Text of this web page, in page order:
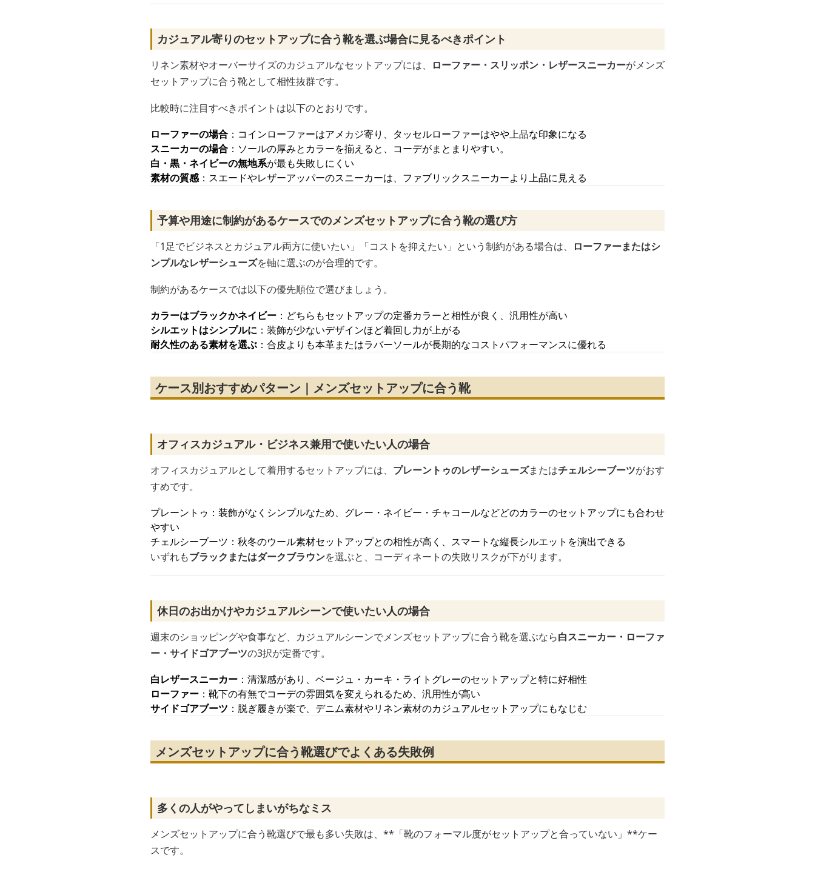
カジュアル寄りのセットアップに合う靴を選ぶ場合に見るべきポイント
リネン素材やオーバーサイズのカジュアルなセットアップには、 ローファー・スリッポン・レザースニーカーがメンズ
セットアップに合う靴として相性抜群です。
比較時に注目すべきポイントは以下のとおりです。
ローファーの場合 ：コインローファーはアメカジ寄り、タッセルローファーはやや上品な印象になる
スニーカーの場合 ：ソールの厚みとカラーを揃えると、コーデがまとまりやすい。
白・黒・ネイビーの無地系が最も失敗しにくい
素材の質感：スエードやレザーアッパーのスニーカーは、ファブリックスニーカーより上品に見える
予算や用途に制約があるケースでのメンズセットアップに合う靴の選び方
「1足でビジネスとカジュアル両方に使いたい」「コストを抑えたい」という制約がある場合は、
ローファーまたはシ
ンプルなレザーシューズを軸に選ぶのが合理的です。
制約があるケースでは以下の優先順位で選びましょう。
カラーはブラックかネイビー ：どちらもセットアップの定番カラーと相性が良く、汎用性が高い
シルエットはシンプルに ：装飾が少ないデザインほど着回し力が上がる
耐久性のある素材を選ぶ ：合皮よりも本革またはラバーソールが長期的なコストパフォーマンスに優れる
ケース別おすすめパターン｜メンズセットアップに合う靴
オフィスカジュアル・ビジネス兼用で使いたい人の場合
オフィスカジュアルとして着用するセットアップには、 プレーントゥのレザーシューズまたはチェルシーブーツがおす
すめです。
プレーントゥ：装飾がなくシンプルなため、グレー・ネイビー・チャコールなどどのカラーのセットアップにも合わせ
やすい
チェルシーブーツ：秋冬のウール素材セットアップとの相性が高く、スマートな縦長シルエットを演出できる
いずれもブラックまたはダークブラウンを選ぶと、コーディネートの失敗リスクが下がります。
休日のお出かけやカジュアルシーンで使いたい人の場合
週末のショッピングや食事など、カジュアルシーンでメンズセットアップに合う靴を選ぶなら白スニーカー・ローファ
ー・サイドゴアブーツの3択が定番です。
白レザースニーカー ：清潔感があり、ベージュ・カーキ・ライトグレーのセットアップと特に好相性
ローファー ：靴下の有無でコーデの雰囲気を変えられるため、汎用性が高い
サイドゴアブーツ ：脱ぎ履きが楽で、デニム素材やリネン素材のカジュアルセットアップにもなじむ
メンズセットアップに合う靴選びでよくある失敗例
多くの人がやってしまいがちなミス
メンズセットアップに合う靴選びで最も多い失敗は、**「靴のフォーマル度がセットアップと合っていない」**ケー
スです。